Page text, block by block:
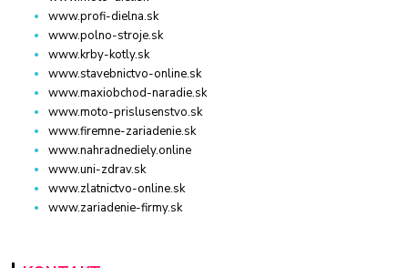
www.profi-dielna.sk
www.polno-stroje.sk
www.krby-kotly.sk
www.stavebnictvo-online.sk
www.maxiobchod-naradie.sk
www.moto-prislusenstvo.sk
www.firemne-zariadenie.sk
www.nahradnediely.online
www.uni-zdrav.sk
www.zlatnictvo-online.sk
www.zariadenie-firmy.sk